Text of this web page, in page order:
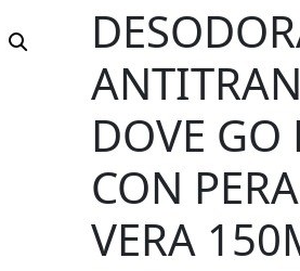
DOVE GO
CON
VERA